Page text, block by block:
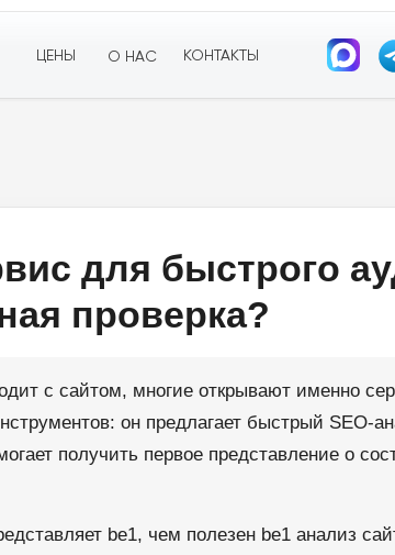
ЦЕНЫ О НАС КОНТАКТЫ
для быстрого
проверка?
с сайтом, многие открывают именно
он предлагает быстрый SEO-
получить первое представление о
be1, чем полезен be1 анализ